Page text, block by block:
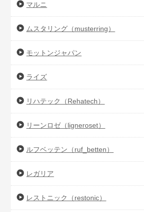
マルニ
ムスタリング（musterring）
モットンジャパン
ライズ
リハテック（Rehatech）
リーンロゼ（ligneroset）
ルフベッテン（ruf_betten）
レガリア
レストニック（restonic）